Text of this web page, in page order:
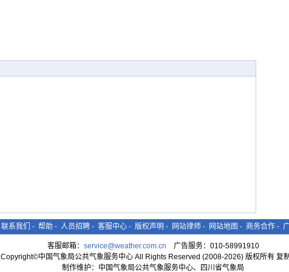
联系我们 - 帮助 - 人员招聘 - 客服中心 - 版权声明 - 网站律师 - 网站地图 - 商务合作 -
客服邮箱： service@weather.com.cn 广告服务：010-58991910
Copyright©中国气象局公共气象服务中心 All Rights Reserved (2008-2026) 版权所有 复
制作维护：中国气象局公共气象服务中心、四川省气象局